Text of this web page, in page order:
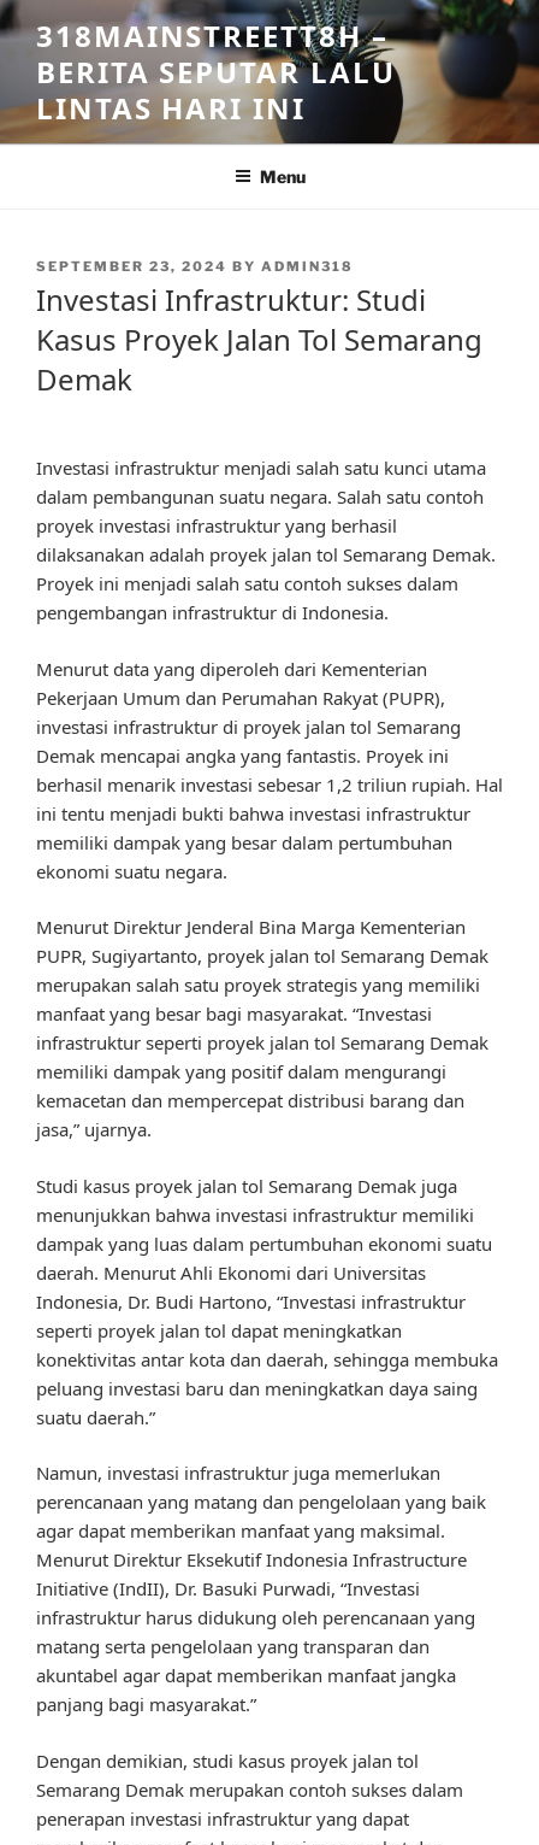
Skip
to
content
318MAINSTREETT8H –
BERITA SEPUTAR LALU
LINTAS HARI INI
Menu
POSTED
SEPTEMBER 23, 2024 BY ADMIN318
Investasi Infrastruktur: Studi
Kasus Proyek Jalan Tol Semarang
Demak
Investasi infrastruktur menjadi salah satu kunci utama
dalam pembangunan suatu negara. Salah satu contoh
proyek investasi infrastruktur yang berhasil
dilaksanakan adalah proyek jalan tol Semarang Demak.
Proyek ini menjadi salah satu contoh sukses dalam
pengembangan infrastruktur di Indonesia.
Menurut data yang diperoleh dari Kementerian
Pekerjaan Umum dan Perumahan Rakyat (PUPR),
investasi infrastruktur di proyek jalan tol Semarang
Demak mencapai angka yang fantastis. Proyek ini
berhasil menarik investasi sebesar 1,2 triliun rupiah. Hal
ini tentu menjadi bukti bahwa investasi infrastruktur
memiliki dampak yang besar dalam pertumbuhan
ekonomi suatu negara.
Menurut Direktur Jenderal Bina Marga Kementerian
PUPR, Sugiyartanto, proyek jalan tol Semarang Demak
merupakan salah satu proyek strategis yang memiliki
manfaat yang besar bagi masyarakat. “Investasi
infrastruktur seperti proyek jalan tol Semarang Demak
memiliki dampak yang positif dalam mengurangi
kemacetan dan mempercepat distribusi barang dan
jasa,” ujarnya.
Studi kasus proyek jalan tol Semarang Demak juga
menunjukkan bahwa investasi infrastruktur memiliki
dampak yang luas dalam pertumbuhan ekonomi suatu
daerah. Menurut Ahli Ekonomi dari Universitas
Indonesia, Dr. Budi Hartono, “Investasi infrastruktur
seperti proyek jalan tol dapat meningkatkan
konektivitas antar kota dan daerah, sehingga membuka
peluang investasi baru dan meningkatkan daya saing
suatu daerah.”
Namun, investasi infrastruktur juga memerlukan
perencanaan yang matang dan pengelolaan yang baik
agar dapat memberikan manfaat yang maksimal.
Menurut Direktur Eksekutif Indonesia Infrastructure
Initiative (IndII), Dr. Basuki Purwadi, “Investasi
infrastruktur harus didukung oleh perencanaan yang
matang serta pengelolaan yang transparan dan
akuntabel agar dapat memberikan manfaat jangka
panjang bagi masyarakat.”
Dengan demikian, studi kasus proyek jalan tol
Semarang Demak merupakan contoh sukses dalam
penerapan investasi infrastruktur yang dapat